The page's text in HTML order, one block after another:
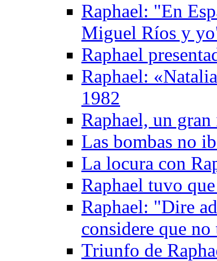
Raphael: "En
Miguel Ríos y
Raphael
Raphael:
1982
Raphael, un
Las bombas no
La locura con
Raphael tuvo
Raphael: "Dire
considere que
Triunfo de